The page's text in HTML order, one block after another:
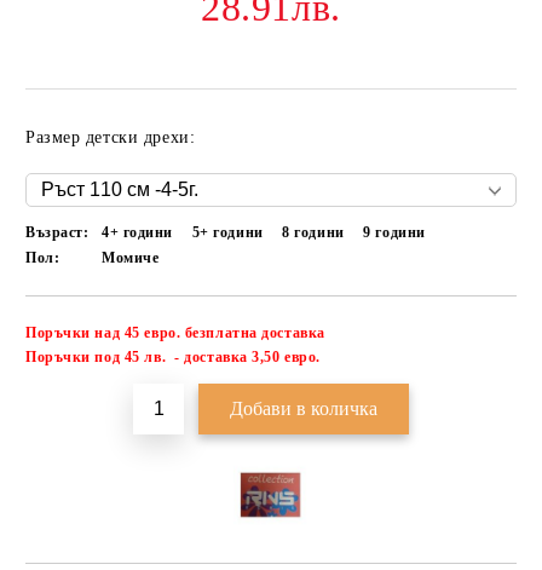
Размер детски дрехи:
Възраст: 4+ години 5+ години 8 години
9 години
Пол:
Момиче
Поръчки над 45 евро. безплатна доставка
Поръчки под 45 лв. - доставка 3,50 евро.